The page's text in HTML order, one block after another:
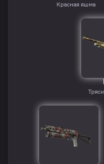
Красная яшма